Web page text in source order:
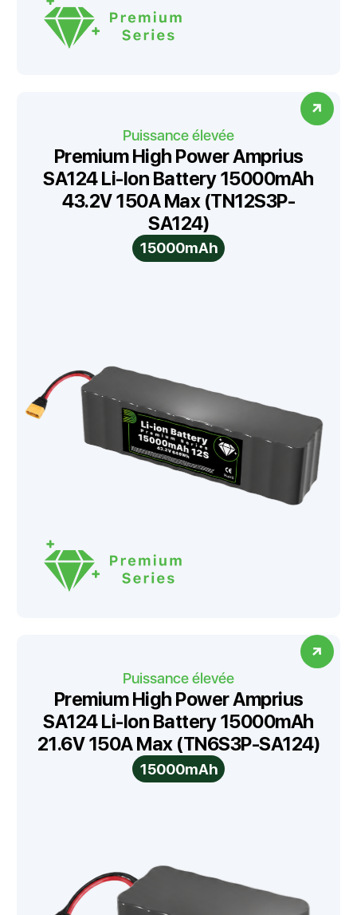
Puissance élevée
Premium High Power Amprius
SA124 Li-Ion Battery 15000mAh
43.2V 150A Max (TN12S3P-
SA124)
15000mAh
Puissance élevée
Premium High Power Amprius
SA124 Li-Ion Battery 15000mAh
21.6V 150A Max (TN6S3P-SA124)
15000mAh